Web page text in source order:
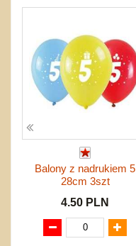
Balony z nadrukiem 5
28cm 3szt
4.50 PLN